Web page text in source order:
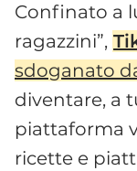
Confinato a
ragazzini”,
sdoganato
diventare, a
piattaforma
ricette e